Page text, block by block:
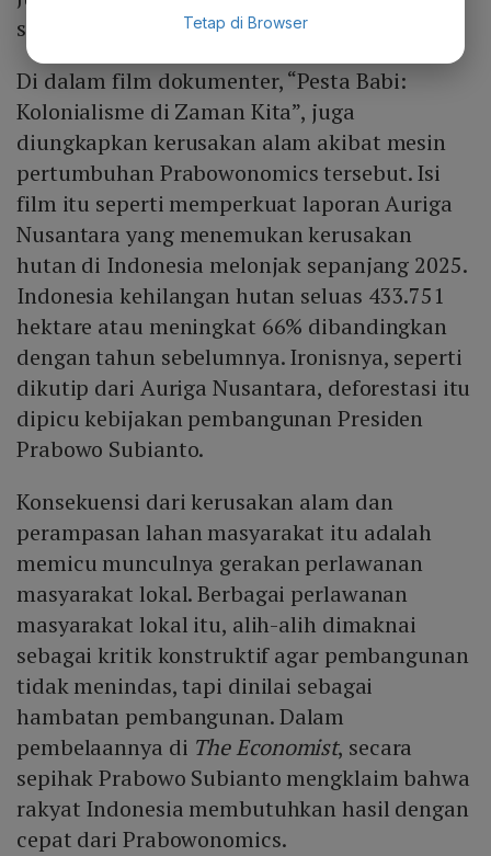
sebelumnya.
Di dalam film dokumenter, “Pesta Babi:
Kolonialisme di Zaman Kita”, juga
diungkapkan kerusakan alam akibat mesin
pertumbuhan Prabowonomics tersebut. Isi
film itu seperti memperkuat laporan Auriga
Nusantara yang menemukan kerusakan
hutan di Indonesia melonjak sepanjang 2025.
Indonesia kehilangan hutan seluas 433.751
hektare atau meningkat 66% dibandingkan
dengan tahun sebelumnya. Ironisnya, seperti
dikutip dari Auriga Nusantara, deforestasi itu
dipicu kebijakan pembangunan Presiden
Prabowo Subianto.
Konsekuensi dari kerusakan alam dan
perampasan lahan masyarakat itu adalah
memicu munculnya gerakan perlawanan
masyarakat lokal. Berbagai perlawanan
masyarakat lokal itu, alih-alih dimaknai
sebagai kritik konstruktif agar pembangunan
tidak menindas, tapi dinilai sebagai
hambatan pembangunan. Dalam
pembelaannya di The Economist, secara
sepihak Prabowo Subianto mengklaim bahwa
rakyat Indonesia membutuhkan hasil dengan
cepat dari Prabowonomics.
Tetap di Browser